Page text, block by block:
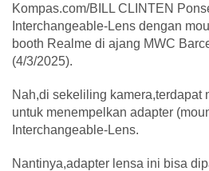
Kompas.com/BILL CLINTEN
Interchangeable-Lens dengan
booth Realme di ajang MWC
(4/3/2025).
Nah,di sekeliling kamera,terdapat
untuk menempelkan adapter
Interchangeable-Lens.
Nantinya,adapter lensa ini bisa